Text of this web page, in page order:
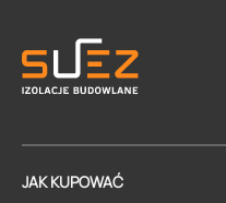
JAK KUPOWAĆ